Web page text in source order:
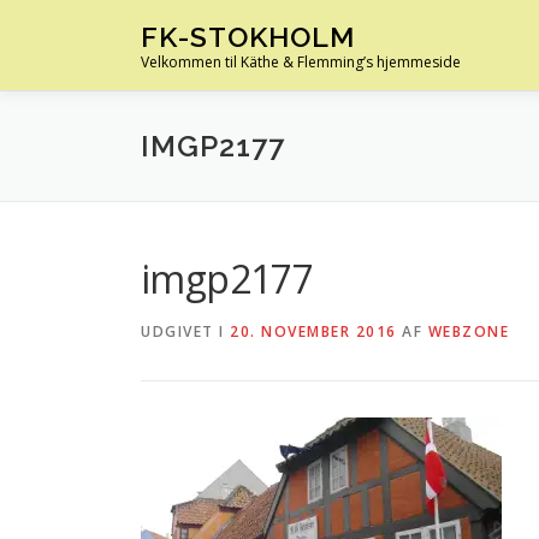
FK-STOKHOLM
Velkommen til Käthe & Flemming’s hjemmeside
IMGP2177
imgp2177
UDGIVET I 20. NOVEMBER 2016 AF WEBZONE